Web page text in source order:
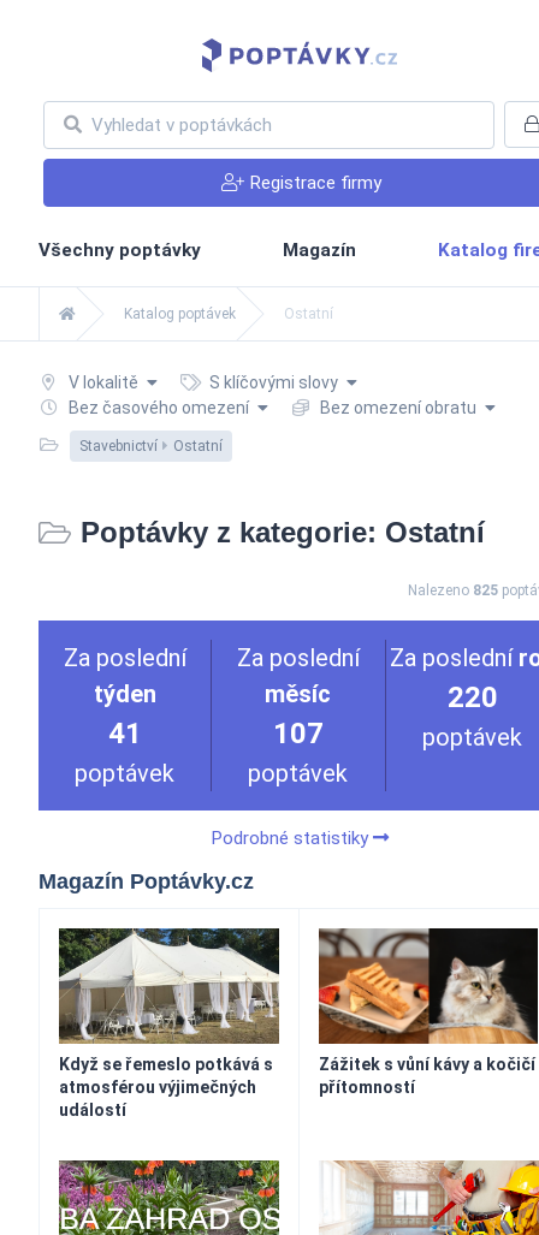
Registrace firmy
Všechny poptávky Magazín Katalog
Katalog poptávek Ostatní
V lokalitě
S klíčovými slovy
Bez časového omezení
Bez omezení obratu
Stavebnictví Ostatní
Poptávky z kategorie: Ostatní
Nalezeno 825
Za poslední
týden
41
poptávek
Za poslední
měsíc
107
poptávek
Za poslední
220
poptávek
Podrobné statistiky
Magazín Poptávky.cz
Když se řemeslo potkává s
atmosférou výjimečných
událostí
Zážitek s vůní kávy a kočičí
přítomností